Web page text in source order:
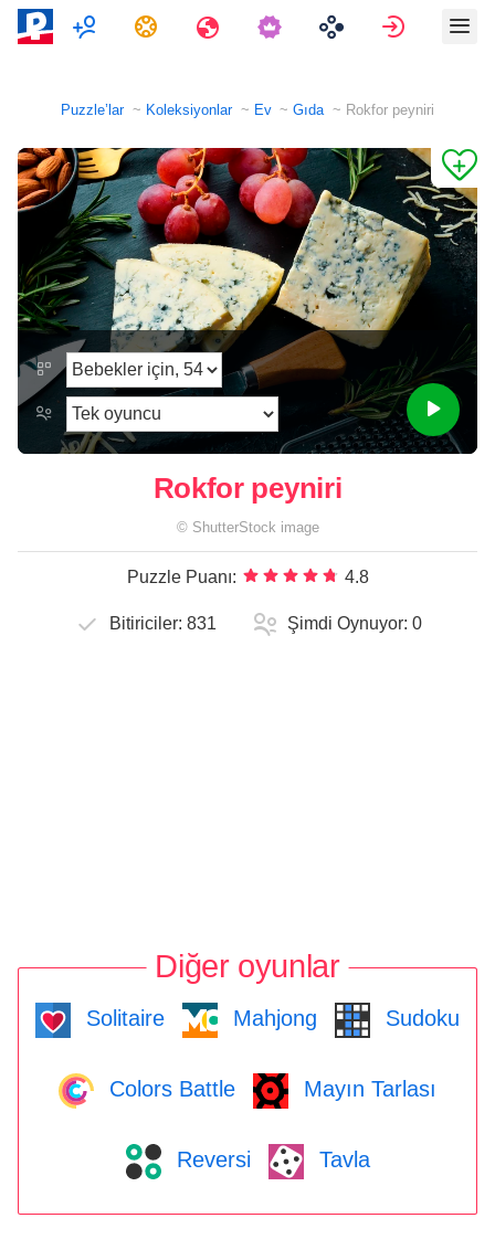
Çok oyunculu
Görevler Seyahatler Giriş Yap
Puzzle’lar Koleksiyonlar Ev Gıda Rokfor peyniri
Rokfor peyniri
© ShutterStock image
Puzzle Puanı: 4.8
Bitiriciler: 831 Şimdi Oynuyor: 0
Diğer oyunlar
Solitaire Mahjong Sudoku
Colors Battle Mayın Tarlası
Reversi Tavla